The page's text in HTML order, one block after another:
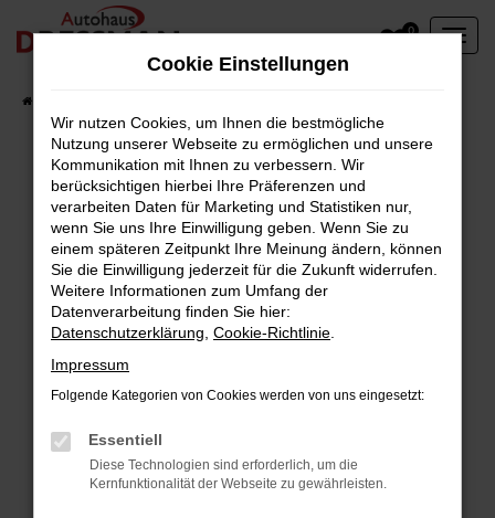
Zum
Hauptinhalt
0
Fehler: Network Error
Beim Laden ist ein Fehler aufgetreten.
Hier sind ein paar Tipps, die dir helfen können:
Überprüfe deine Firewall und deine
Internetverbindung.
Laden andere Webseiten, zum Beispiel deine
Manche Erweiterungen, wie Werbeblocker,
können das Laden bestimmter Seiten
verhindern. Funktioniert die Seite in einem
Cookie Einstellungen
Wir nutzen Cookies, um Ihnen die bestmögliche
Nutzung unserer Webseite zu ermöglichen und unsere
Kommunikation mit Ihnen zu verbessern. Wir
berücksichtigen hierbei Ihre Präferenzen und
verarbeiten Daten für Marketing und Statistiken nur,
wenn Sie uns Ihre Einwilligung geben. Wenn Sie zu
einem späteren Zeitpunkt Ihre Meinung ändern, können
Sie die Einwilligung jederzeit für die Zukunft widerrufen.
Weitere Informationen zum Umfang der
Datenverarbeitung finden Sie hier:
Datenschutzerklärung Cookie-Richtlinie
Impressum
Folgende Kategorien von Cookies werden von uns eingesetzt:
Essentiell
Diese Technologien sind erforderlich, um die
Kernfunktionalität der Webseite zu gewährleisten.